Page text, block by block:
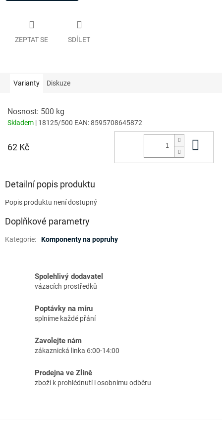
ZEPTAT SE SDÍLET
Varianty Diskuze
Nosnost: 500 kg
Skladem | 18125/500 EAN:8595708645872
62 Kč
Detailní popis produktu
Popis produktu není dostupný
Doplňkové parametry
Kategorie: Komponenty na popruhy
Spolehlivý dodavatel
vázacích prostředků
Poptávky na míru
splníme každé přání
Zavolejte nám
zákaznická linka 6:00-14:00
Prodejna ve Zlíně
zboží k prohlédnutí i osobnímu odběru